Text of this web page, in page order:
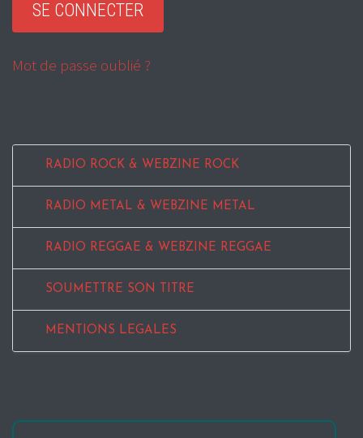
Mot de passe oublié ?
RADIO ROCK & WEBZINE ROCK
RADIO METAL & WEBZINE METAL
RADIO REGGAE & WEBZINE REGGAE
SOUMETTRE SON TITRE
MENTIONS LEGALES